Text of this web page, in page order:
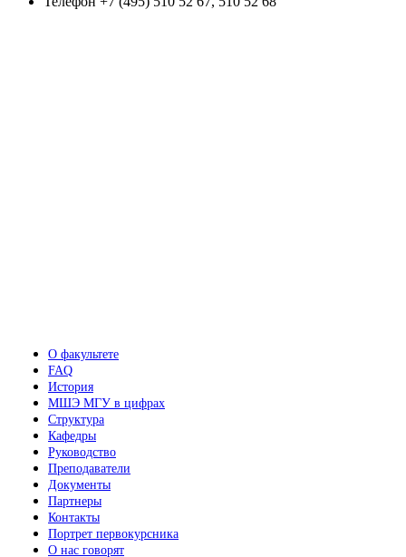
О факультете
FAQ
История
МШЭ МГУ в цифрах
Структура
Кафедры
Руководство
Преподаватели
Документы
Партнеры
Контакты
Портрет первокурсника
О нас говорят